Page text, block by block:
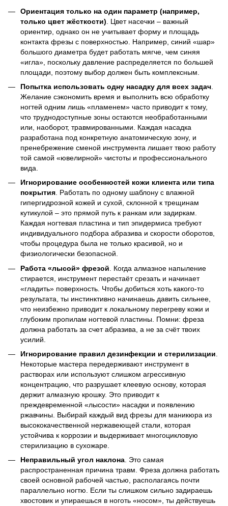
Ориентация только на один параметр (например,
только цвет жёсткости) . Цвет насечки – важный
ориентир, однако он не учитывает форму и площадь
контакта фрезы с поверхностью. Например, синий «шар»
большого диаметра будет работать мягче, чем синяя
«игла», поскольку давление распределяется по большей
площади, поэтому выбор должен быть комплексным.
Попытка использовать одну насадку для всех задач
Желание сэкономить время и выполнить всю обработку
ногтей одним лишь «пламенем» часто приводит к тому,
что труднодоступные зоны остаются необработанными
или, наоборот, травмированными. Каждая насадка
разработана под конкретную анатомическую зону, и
пренебрежение сменой инструмента лишает твою работу
той самой «ювелирной» чистоты и профессионального
вида.
Игнорирование особенностей кожи клиента или типа
покрытия. Работать по одному шаблону с влажной
гипергидрозной кожей и сухой, склонной к трещинам
кутикулой – это прямой путь к ранкам или задиркам.
Каждая ногтевая пластина и тип эпидермиса требуют
индивидуального подбора абразива и скорости оборотов,
чтобы процедура была не только красивой, но и
физиологически безопасной.
Работа «лысой» фрезой . Когда алмазное напыление
стирается, инструмент перестаёт срезать и начинает
«гладить» поверхность. Чтобы добиться хоть какого-то
результата, ты инстинктивно начинаешь давить сильнее,
что неизбежно приводит к локальному перегреву кожи и
глубоким пропилам ногтевой пластины. Помни: фреза
должна работать за счет абразива, а не за счёт твоих
усилий.
Игнорирование правил дезинфекции и стерилизации
Некоторые мастера передерживают инструмент в
растворах или используют слишком агрессивную
концентрацию, что разрушает клеевую основу, которая
держит алмазную крошку. Это приводит к
преждевременной «лысости» насадки и появлению
ржавчины. Выбирай каждый вид фрезы для маникюра из
высококачественной нержавеющей стали, которая
устойчива к коррозии и выдерживает многоцикловую
стерилизацию в сухожаре.
Неправильный угол наклона. Это самая
распространенная причина травм. Фреза должна работать
своей основной рабочей частью, располагаясь почти
параллельно ногтю. Если ты слишком сильно задираешь
хвостовик и упираешься в ноготь «носом», ты действуешь